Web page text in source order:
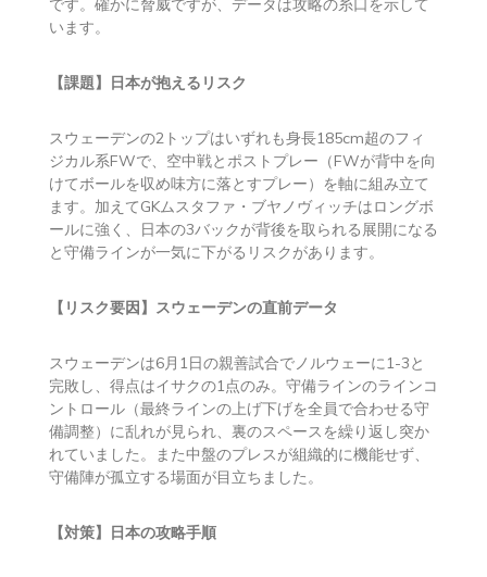
です。確かに脅威ですが、データは攻略の糸口を示して
います。
【課題】日本が抱えるリスク
スウェーデンの2トップはいずれも身長185cm超のフィ
ジカル系FWで、空中戦とポストプレー（FWが背中を向
けてボールを収め味方に落とすプレー）を軸に組み立て
ます。加えてGKムスタファ・ブヤノヴィッチはロングボ
ールに強く、日本の3バックが背後を取られる展開になる
と守備ラインが一気に下がるリスクがあります。
【リスク要因】スウェーデンの直前データ
スウェーデンは6月1日の親善試合でノルウェーに1-3と
完敗し、得点はイサクの1点のみ。守備ラインのラインコ
ントロール（最終ラインの上げ下げを全員で合わせる守
備調整）に乱れが見られ、裏のスペースを繰り返し突か
れていました。また中盤のプレスが組織的に機能せず、
守備陣が孤立する場面が目立ちました。
【対策】日本の攻略手順